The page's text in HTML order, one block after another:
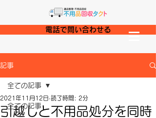
電話で問い合わせる
記事
全ての記事
全ての記事
引越しと不用品処分を同時
2021年11月12日 読了時間: 2分